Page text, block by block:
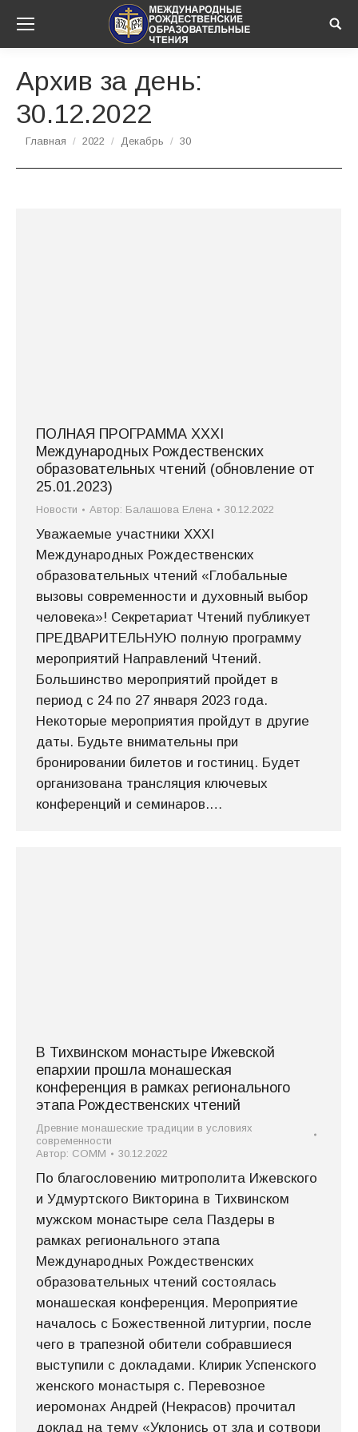
Архив за день:
30.12.2022
Вы здесь:
Главная 2022 Декабрь 30
ПОЛНАЯ ПРОГРАММА XXХI
Международных Рождественских
образовательных чтений (обновление от
25.01.2023)
Новости Автор: Балашова Елена 30.12.2022
Уважаемые участники XXXI
Международных Рождественских
образовательных чтений «Глобальные
вызовы современности и духовный выбор
человека»! Секретариат Чтений публикует
ПРЕДВАРИТЕЛЬНУЮ полную программу
мероприятий Направлений Чтений.
Большинство мероприятий пройдет в
период с 24 по 27 января 2023 года.
Некоторые мероприятия пройдут в другие
даты. Будьте внимательны при
бронировании билетов и гостиниц. Будет
организована трансляция ключевых
конференций и семинаров.…
В Тихвинском монастыре Ижевской
епархии прошла монашеская
конференция в рамках регионального
этапа Рождественских чтений
Древние монашеские традиции в условиях
современности
Автор: СОММ 30.12.2022
По благословению митрополита Ижевского
и Удмуртского Викторина в Тихвинском
мужском монастыре села Паздеры в
рамках регионального этапа
Международных Рождественских
образовательных чтений состоялась
монашеская конференция. Мероприятие
началось с Божественной литургии, после
чего в трапезной обители собравшиеся
выступили с докладами. Клирик Успенского
женского монастыря с. Перевозное
иеромонах Андрей (Некрасов) прочитал
доклад на тему «Уклонись от зла и сотвори